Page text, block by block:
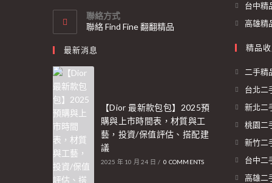
聯絡方式
聯絡 Find Fine 翻翻精品
最新消息
【Dior 最新款包包】2025預
購與上市時間表，材質與工
藝，投資/保值評估、搭配建
議
2025 年 10 月 24 日 / 0 COMMENTS
台中精
高雄精
精品
二手精
台北二
新北二
桃園二
新竹二
台中二
高雄二